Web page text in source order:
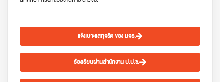
แจ้งเบาะแสทุจริต ของ มจธ.
ร้องเรียนผ่านสำนักงาน ป.ป.ช.